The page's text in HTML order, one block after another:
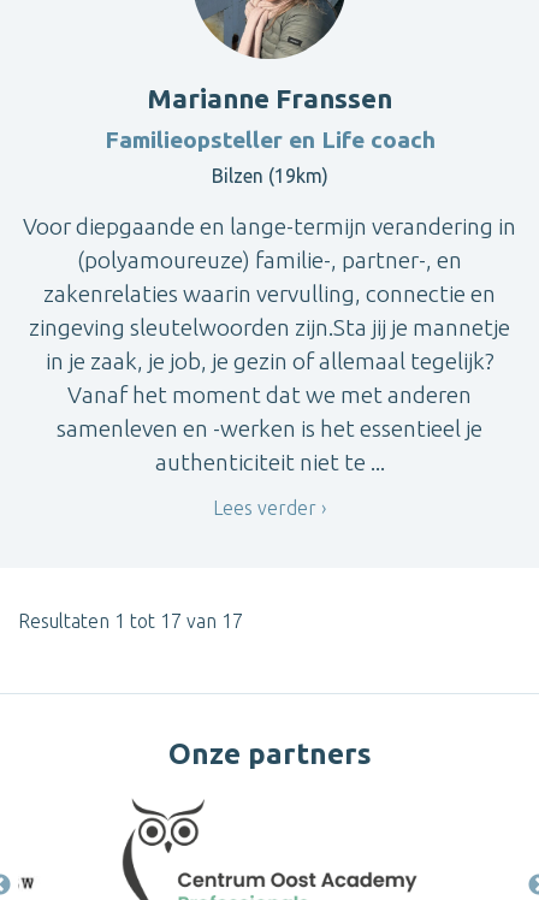
Marianne Franssen
Familieopsteller en Life coach
Bilzen (19km)
Voor diepgaande en lange-termijn verandering in
(polyamoureuze) familie-, partner-, en
zakenrelaties waarin vervulling, connectie en
zingeving sleutelwoorden zijn.Sta jij je mannetje
in je zaak, je job, je gezin of allemaal tegelijk?
Vanaf het moment dat we met anderen
samenleven en -werken is het essentieel je
authenticiteit niet te ...
Lees verder
Resultaten 1 tot 17 van 17
Onze partners